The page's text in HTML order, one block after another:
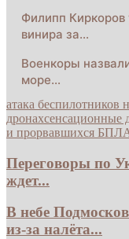
Филипп Киркоров
винира за…
Военкоры
море…
атака беспилотников
дронахсенсационные
и прорвавшихся
Переговоры по
ждет...
В небе
из-за налёта...